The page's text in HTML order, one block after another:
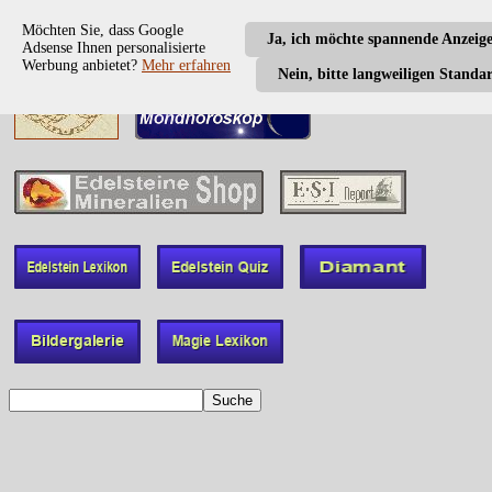
Ja, ich möchte spannende
Nein, bitte langweiligen
Möchten Sie, dass Google
Adsense Ihnen personalisierte
Werbung anbietet? Mehr erfahren